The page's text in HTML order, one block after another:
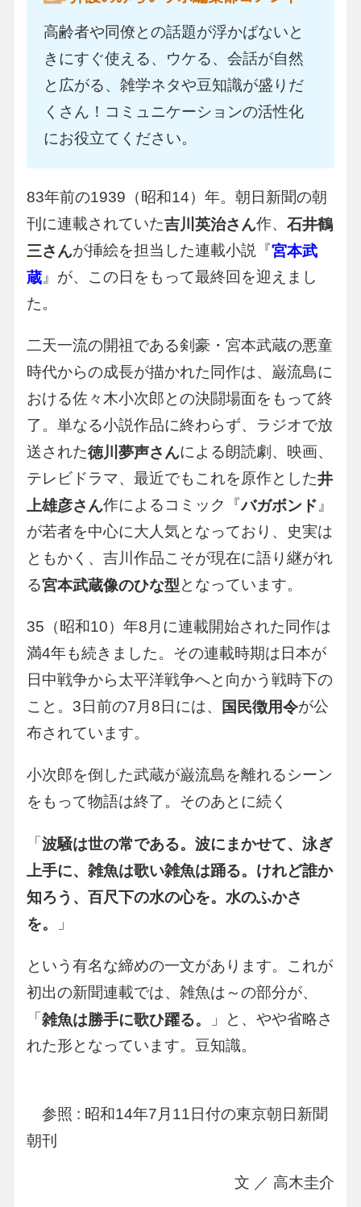
高齢者や同僚との話題が浮かばないと
きにすぐ使える、ウケる、会話が自然
と広がる、雑学ネタや豆知識が盛りだ
くさん！コミュニケーションの活性化
にお役立てください。
83年前の1939（昭和14）年。朝日新聞の朝
刊に連載されていた吉川英治さん作、 石井鶴
三さんが挿絵を担当した連載小説『宮本武
蔵』が、この日をもって最終回を迎えまし
た。
二天一流の開祖である剣豪・宮本武蔵の悪童
時代からの成長が描かれた同作は、巌流島に
おける佐々木小次郎との決闘場面をもって終
了。単なる小説作品に終わらず、ラジオで放
送された徳川夢声さんによる朗読劇、映画、
テレビドラマ、最近でもこれを原作とした井
上雄彦さん作によるコミック『バガボンド 』
が若者を中心に大人気となっており、史実は
ともかく、吉川作品こそが現在に語り継がれ
る宮本武蔵像のひな型となっています。
35（昭和10）年8月に連載開始された同作は
満4年も続きました。その連載時期は日本が
日中戦争から太平洋戦争へと向かう戦時下の
こと。3日前の7月8日には、
国民徴用令が公
布されています。
小次郎を倒した武蔵が巌流島を離れるシーン
をもって物語は終了。そのあとに続く
「 波騒は世の常である。波にまかせて、泳ぎ
上手に、雑魚は歌い雑魚は踊る。けれど誰か
知ろう、百尺下の水の心を。水のふかさ
を。
」
という有名な締めの一文があります。これが
初出の新聞連載では、雑魚は～の部分が、
「雑魚は勝手に歌ひ躍る。
」と、やや省略さ
れた形となっています。豆知識。
参照 : 昭和14年7月11日付の東京朝日新聞
朝刊
文 ／ 高木圭介